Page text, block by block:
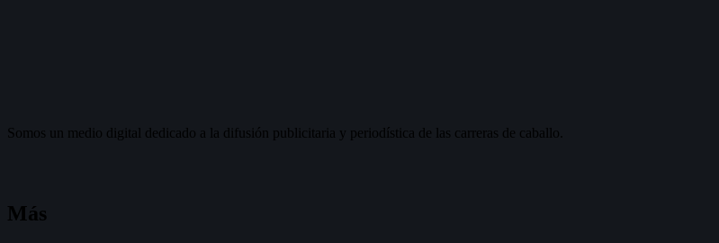
Somos un medio digital dedicado a la difusión publicitaria y periodística de las carreras de caballo.
Más